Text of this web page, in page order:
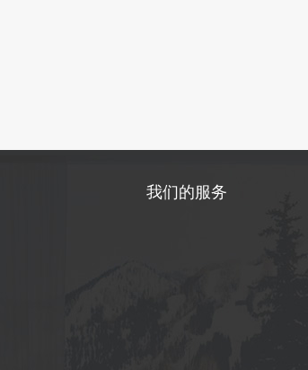
我们的服务